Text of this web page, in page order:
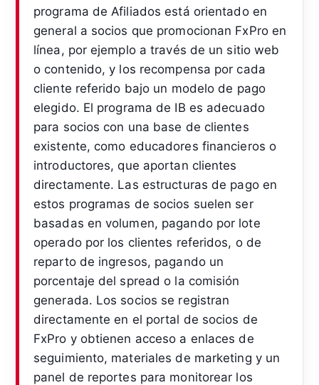
programa de Afiliados está orientado en
general a socios que promocionan FxPro en
línea, por ejemplo a través de un sitio web
o contenido, y los recompensa por cada
cliente referido bajo un modelo de pago
elegido. El programa de IB es adecuado
para socios con una base de clientes
existente, como educadores financieros o
introductores, que aportan clientes
directamente. Las estructuras de pago en
estos programas de socios suelen ser
basadas en volumen, pagando por lote
operado por los clientes referidos, o de
reparto de ingresos, pagando un
porcentaje del spread o la comisión
generada. Los socios se registran
directamente en el portal de socios de
FxPro y obtienen acceso a enlaces de
seguimiento, materiales de marketing y un
panel de reportes para monitorear los